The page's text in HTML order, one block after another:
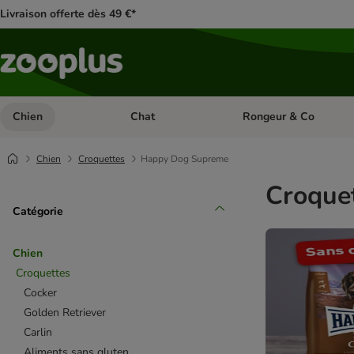
Livraison offerte dès 49 €*
Chien Dérouler les catégories: Chien
Chat Dérouler les catégories:
Rongeur & Co
Chien Croquettes Happy Dog Supreme
Catégorie
Chien
Croquettes
Cocker
Golden Retriever
Carlin